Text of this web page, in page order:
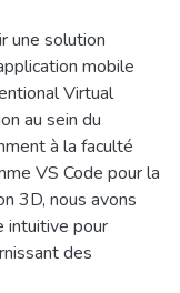
une solution
mobile
Virtual
au sein du
à la faculté
VS Code pour la
3D, nous avons
intuitive pour
des